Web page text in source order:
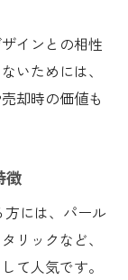
インとの相性
いためには、
却時の価値も
徴
には、パール
リックなど、
て人気です。